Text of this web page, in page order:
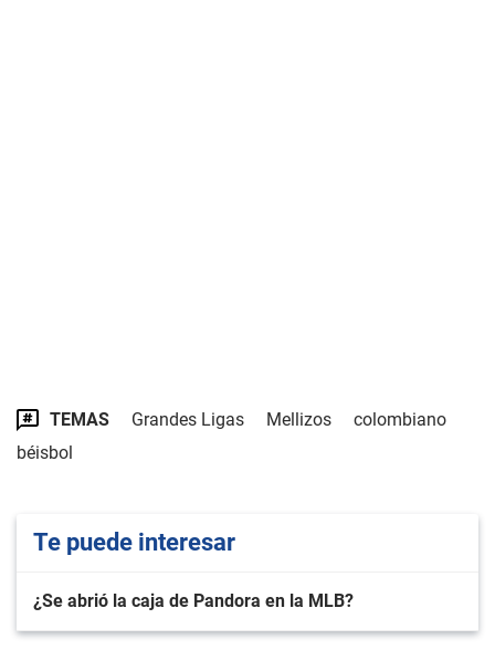
TEMAS Grandes Ligas Mellizos
colombiano
béisbol
Te puede interesar
¿Se abrió la caja de Pandora en la MLB?